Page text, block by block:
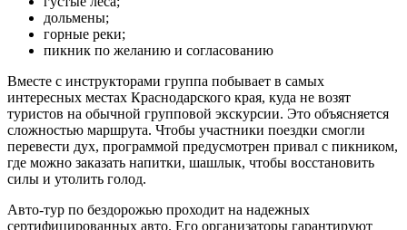
дольмены;
горные реки;
пикник по желанию и согласованию
Вместе с инструкторами группа побывает в самых
интересных местах Краснодарского края, куда не возят
туристов на обычной групповой экскурсии. Это объясняется
сложностью маршрута. Чтобы участники поездки смогли
перевести дух, программой предусмотрен привал с пикником,
где можно заказать напитки, шашлык, чтобы восстановить
силы и утолить голод.
Авто-тур по бездорожью проходит на надежных
сертифицированных авто. Его организаторы гарантируют